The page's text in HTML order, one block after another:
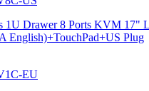
1U Drawer 8 Ports KVM 17"
English)+TouchPad+US Plug
EU